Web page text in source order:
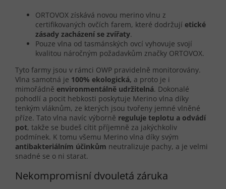
ORTOVOX získává novou merino vlnu z
certifikovaných ovčích farem, které dodržují etické
zásady zacházení se zvířaty.
Pouze vlna od tasmánských ovcí vyhovuje svojí
kvalitou náročným požadavkům značky ORTOVOX.
Tyto farmy jsou v rámci OWP pravidelně monitorovány.
Vlna samotná je 100% ekologická, a proto je i
mimořádně environmentálně udržitelná. Dokonalé
pohodlí a pocit hebkosti poskytuje Merino vlna díky
tenkým vláknům, ze kterých jsou tvořeny jemné vlněné
příze. Tato vlna navíc výborně reguluje teplotu a odvádí
pot, takže se budeš cítit příjemně za jakýchkoliv
podmínek. K tomu všemu Merino vlna díky svým
antibakteriálním účinkům neutralizuje pachy, a je velmi
snadné se o ni starat.
Nekompromisní dvouletá záruka